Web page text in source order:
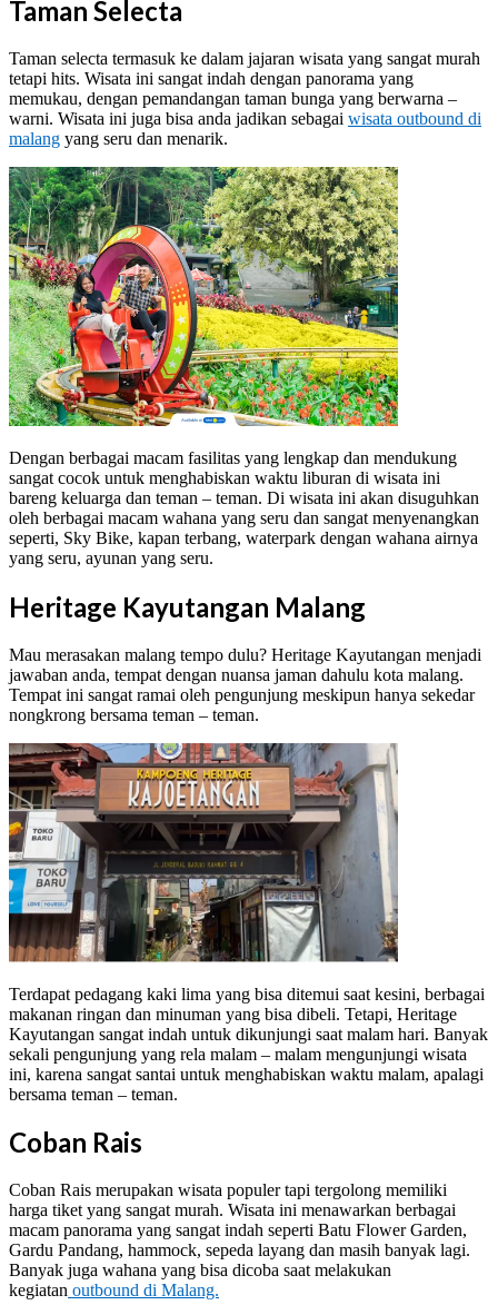
Taman Selecta
Taman selecta termasuk ke dalam jajaran wisata yang sangat murah
tetapi hits. Wisata ini sangat indah dengan panorama yang
memukau, dengan pemandangan taman bunga yang berwarna –
warni. Wisata ini juga bisa anda jadikan sebagai wisata outbound di
malang yang seru dan menarik.
Dengan berbagai macam fasilitas yang lengkap dan mendukung
sangat cocok untuk menghabiskan waktu liburan di wisata ini
bareng keluarga dan teman – teman. Di wisata ini akan disuguhkan
oleh berbagai macam wahana yang seru dan sangat menyenangkan
seperti, Sky Bike, kapan terbang, waterpark dengan wahana airnya
yang seru, ayunan yang seru.
Heritage Kayutangan Malang
Mau merasakan malang tempo dulu? Heritage Kayutangan menjadi
jawaban anda, tempat dengan nuansa jaman dahulu kota malang.
Tempat ini sangat ramai oleh pengunjung meskipun hanya sekedar
nongkrong bersama teman – teman.
Terdapat pedagang kaki lima yang bisa ditemui saat kesini, berbagai
makanan ringan dan minuman yang bisa dibeli. Tetapi, Heritage
Kayutangan sangat indah untuk dikunjungi saat malam hari. Banyak
sekali pengunjung yang rela malam – malam mengunjungi wisata
ini, karena sangat santai untuk menghabiskan waktu malam, apalagi
bersama teman – teman.
Coban Rais
Coban Rais merupakan wisata populer tapi tergolong memiliki
harga tiket yang sangat murah. Wisata ini menawarkan berbagai
macam panorama yang sangat indah seperti Batu Flower Garden,
Gardu Pandang, hammock, sepeda layang dan masih banyak lagi.
Banyak juga wahana yang bisa dicoba saat melakukan
kegiatan outbound di Malang.